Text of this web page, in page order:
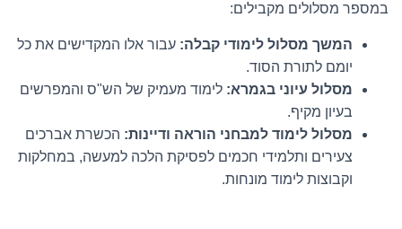
במספר מסלולים מקבילים:
המשך מסלול לימודי קבלה: עבור אלו המקדישים את כל
יומם לתורת הסוד.
מסלול עיוני בגמרא: לימוד מעמיק של הש"ס והמפרשים
בעיון מקיף.
מסלול לימוד למבחני הוראה ודיינות: הכשרת אברכים
צעירים ותלמידי חכמים לפסיקת הלכה למעשה, במחלקות
וקבוצות לימוד מונחות.